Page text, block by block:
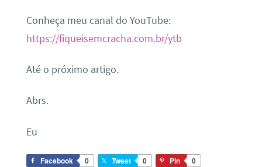
Conheça meu canal do YouTube:
https://fiqueisemcracha.com.br/ytb
Até o próximo artigo.
Abrs.
Eu
Facebook 0 Tweet 0 Pin 0